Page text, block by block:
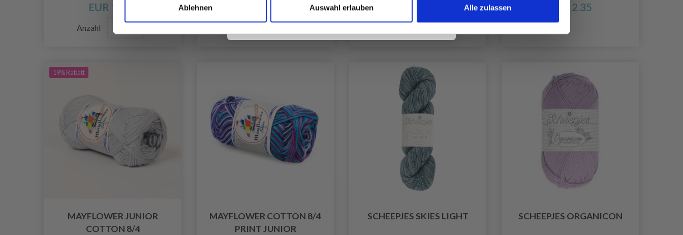
Ablehnen Auswahl erlauben Alle zulassen
EUR 19.15
Anzahl
EUR 2.35
19% Rabatt
MAYFLOWER JUNIOR
COTTON 8/4
MAYFLOWER COTTON 8/4
PRINT JUNIOR
SCHEEPJES SKIES LIGHT SCHEEPJES ORGANICON
Nein, danke